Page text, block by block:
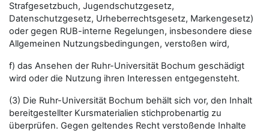
Strafgesetzbuch, Jugendschutzgesetz,
Datenschutzgesetz, Urheberrechtsgesetz, Markengesetz)
oder gegen RUB-interne Regelungen, insbesondere diese
Allgemeinen Nutzungsbedingungen, verstoßen wird,
f) das Ansehen der Ruhr-Universität Bochum geschädigt
wird oder die Nutzung ihren Interessen entgegensteht.
(3) Die Ruhr-Universität Bochum behält sich vor, den Inhalt
bereitgestellter Kursmaterialien stichprobenartig zu
überprüfen. Gegen geltendes Recht verstoßende Inhalte